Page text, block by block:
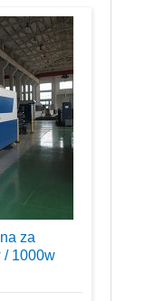
za
/ 1000w